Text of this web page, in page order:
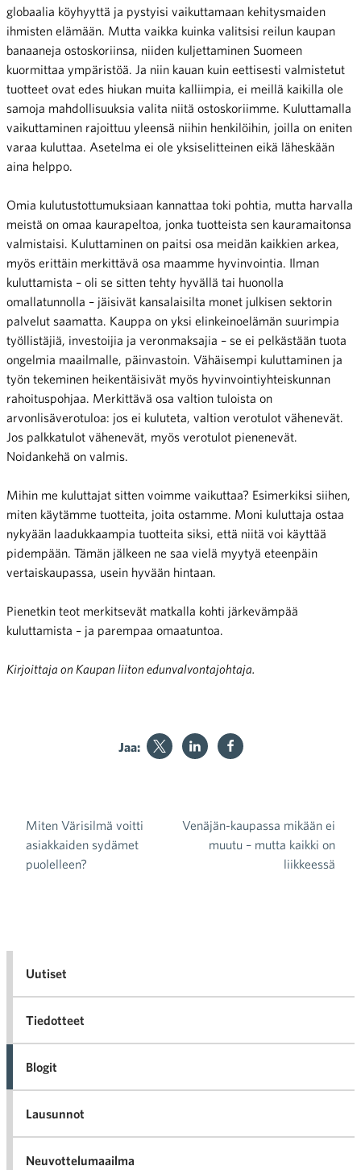
globaalia köyhyyttä ja pystyisi vaikuttamaan kehitysmaiden
ihmisten elämään. Mutta vaikka kuinka valitsisi reilun kaupan
banaaneja ostoskoriinsa, niiden kuljettaminen Suomeen
kuormittaa ympäristöä. Ja niin kauan kuin eettisesti valmistetut
tuotteet ovat edes hiukan muita kalliimpia, ei meillä kaikilla ole
samoja mahdollisuuksia valita niitä ostoskoriimme. Kuluttamalla
vaikuttaminen rajoittuu yleensä niihin henkilöihin, joilla on eniten
varaa kuluttaa. Asetelma ei ole yksiselitteinen eikä läheskään
aina helppo.
Omia kulutustottumuksiaan kannattaa toki pohtia, mutta harvalla
meistä on omaa kaurapeltoa, jonka tuotteista sen kauramaitonsa
valmistaisi. Kuluttaminen on paitsi osa meidän kaikkien arkea,
myös erittäin merkittävä osa maamme hyvinvointia. Ilman
kuluttamista – oli se sitten tehty hyvällä tai huonolla
omallatunnolla – jäisivät kansalaisilta monet julkisen sektorin
palvelut saamatta. Kauppa on yksi elinkeinoelämän suurimpia
työllistäjiä, investoijia ja veronmaksajia – se ei pelkästään tuota
ongelmia maailmalle, päinvastoin. Vähäisempi kuluttaminen ja
työn tekeminen heikentäisivät myös hyvinvointiyhteiskunnan
rahoituspohjaa. Merkittävä osa valtion tuloista on
arvonlisäverotuloa: jos ei kuluteta, valtion verotulot vähenevät.
Jos palkkatulot vähenevät, myös verotulot pienenevät.
Noidankehä on valmis.
Mihin me kuluttajat sitten voimme vaikuttaa? Esimerkiksi siihen,
miten käytämme tuotteita, joita ostamme. Moni kuluttaja ostaa
nykyään laadukkaampia tuotteita siksi, että niitä voi käyttää
pidempään. Tämän jälkeen ne saa vielä myytyä eteenpäin
vertaiskaupassa, usein hyvään hintaan.
Pienetkin teot merkitsevät matkalla kohti järkevämpää
kuluttamista – ja parempaa omaatuntoa.
Kirjoittaja on Kaupan liiton edunvalvontajohtaja.
Jaa:
Artikkelien selaus
Miten Värisilmä voitti
asiakkaiden sydämet
puolelleen?
Venäjän-kaupassa mikään ei
muutu – mutta kaikki on
liikkeessä
Uutiset
Tiedotteet
Blogit
Lausunnot
Neuvottelumaailma